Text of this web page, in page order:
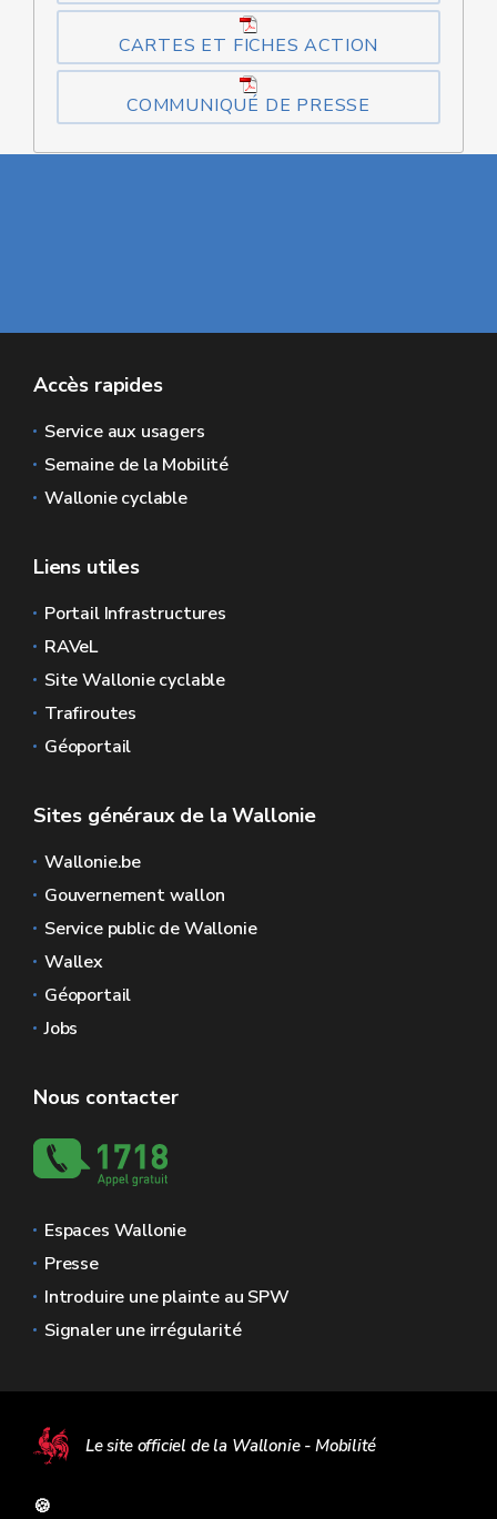
CARTES ET FICHES ACTION
COMMUNIQUÉ DE PRESSE
Accès rapides
Service aux usagers
Semaine de la Mobilité
Wallonie cyclable
Liens utiles
Portail Infrastructures
RAVeL
Site Wallonie cyclable
Trafiroutes
Géoportail
Sites généraux de la Wallonie
Wallonie.be
Gouvernement wallon
Service public de Wallonie
Wallex
Géoportail
Jobs
Nous contacter
Espaces Wallonie
Presse
Introduire une plainte au SPW
Signaler une irrégularité
Le site officiel de la Wallonie - Mobilité
🍪